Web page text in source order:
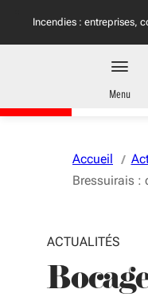
Incendies : entreprises,
Territoires
enMenu
Accueil
Bressuirais :
ACTUALITÉS